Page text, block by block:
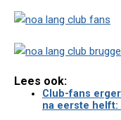
Lees ook:
Club-fans
na eerste helft: